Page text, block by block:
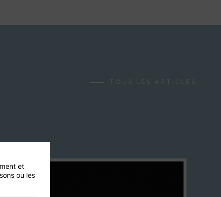
TOUS LES ARTICLES
et
ou les